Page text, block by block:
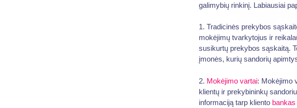
galimybių rinkinį. Labiausiai
1. Tradicinės prekybos
mokėjimų tvarkytojus ir
susikurtų prekybos sąskaitą.
įmonės, kurių sandorių
2. Mokėjimo vartai: Mokėjimo
klientų ir prekybininkų
informaciją tarp kliento bankas